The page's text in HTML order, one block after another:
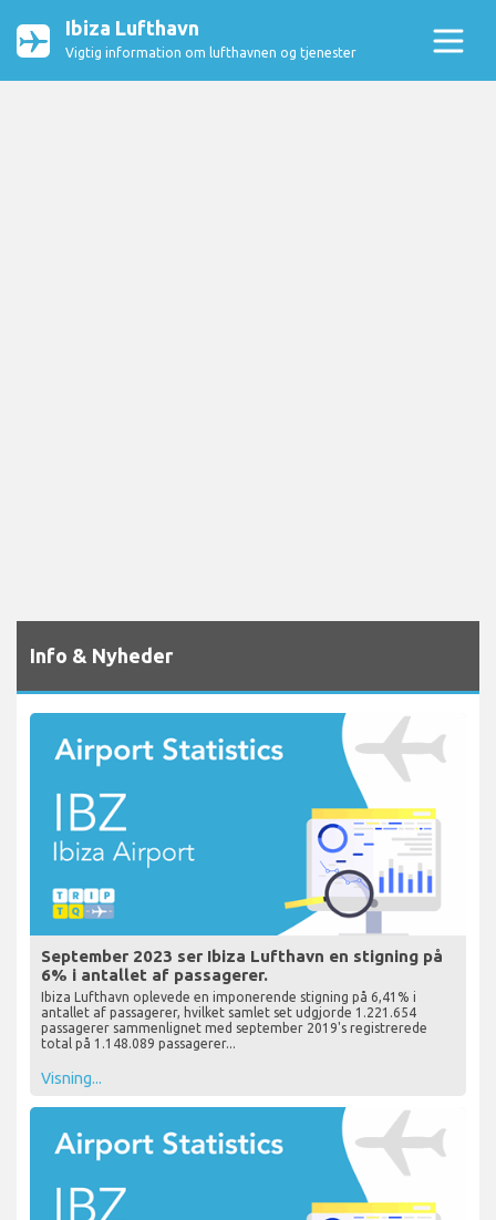
Ibiza Lufthavn
Vigtig information om lufthavnen og tjenester
Info & Nyheder
September 2023 ser Ibiza Lufthavn en stigning på
6% i antallet af passagerer.
Ibiza Lufthavn oplevede en imponerende stigning på 6,41% i
antallet af passagerer, hvilket samlet set udgjorde 1.221.654
passagerer sammenlignet med september 2019's registrerede
total på 1.148.089 passagerer...
Visning...